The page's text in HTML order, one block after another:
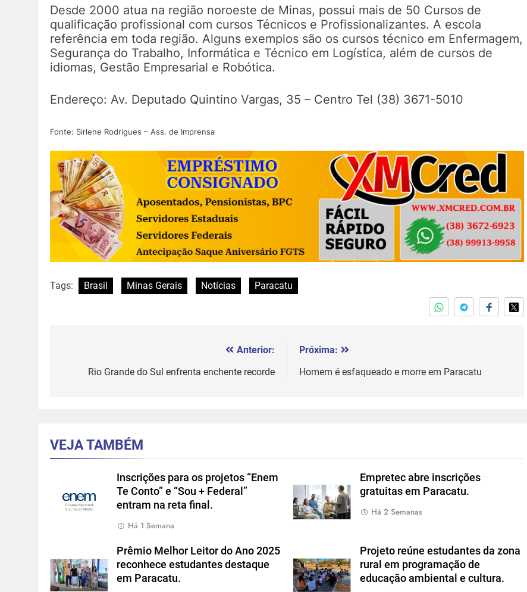
Desde 2000 atua na região noroeste de Minas, possui mais de 50 Cursos de
qualificação profissional com cursos Técnicos e Profissionalizantes. A escola
referência em toda região. Alguns exemplos são os cursos técnico em Enfermagem,
Segurança do Trabalho, Informática e Técnico em Logística, além de cursos de
idiomas, Gestão Empresarial e Robótica.
Endereço: Av. Deputado Quintino Vargas, 35 – Centro Tel (38) 3671-5010
Fonte: Sirlene Rodrigues – Ass. de Imprensa
Tags: Brasil Minas Gerais Notícias Paracatu
Anterior:
Rio Grande do Sul enfrenta enchente recorde
Próxima:
Homem é esfaqueado e morre em Paracatu
VEJA TAMBÉM
Inscrições para os projetos “Enem
Te Conto” e “Sou + Federal”
entram na reta final.
Há 1 Semana
Empretec abre inscrições
gratuitas em Paracatu.
Há 2 Semanas
Prêmio Melhor Leitor do Ano 2025
reconhece estudantes destaque
em Paracatu.
Projeto reúne estudantes da zona
rural em programação de
educação ambiental e cultura.